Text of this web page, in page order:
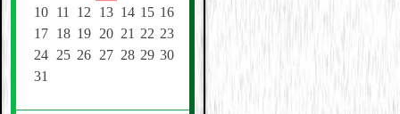
10
11 12 13 14 15 16
17
18 19 20 21 22 23
24
25 26 27 28 29 30
31